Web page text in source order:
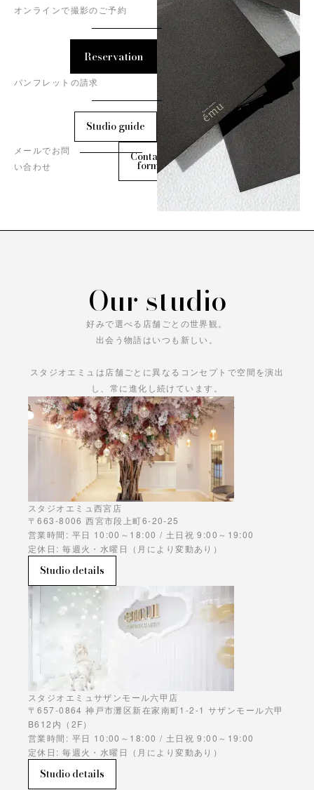
オンラインで撮影のご予約
Reservation
パンフレットの請求
Studio guide
メールでお問
い合わせ
Contact
form
Our studio
好みで選べる店舗ごとの世界観。
出会う物語はいつも新しい。
スタジオエミュは店舗ごとに異なるコンセプトで空間を演出
し、常に進化し続けています。
あなただけの物語をお楽しみください。
スタジオエミュ西宮店
〒663-8006 西宮市段上町6-20-25
営業時間: 平日 10:00～18:00 / 土日祝 9:00～19:00
定休日: 毎週火・水曜日（月により変動あり）
Studio details
スタジオエミュサザンモール六甲店
〒657-0864 神戸市灘区新在家南町1-2-1 サザンモール六甲
B612内（2F）
営業時間: 平日 10:00～18:00 / 土日祝 9:00～19:00
定休日: 毎週火・水曜日（月により変動あり）
Studio details